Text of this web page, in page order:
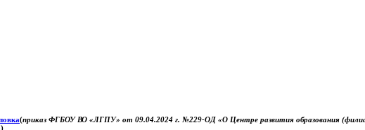
(приказ ФГБОУ ВО «ЛГПУ» от 09.04.2024 г. №229-ОД «О Центре развития образования
)